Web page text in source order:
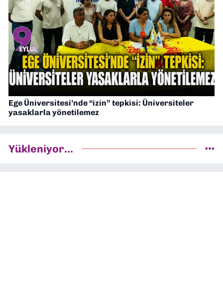
Ege Üniversitesi’nde “izin” tepkisi: Üniversiteler
yasaklarla yönetilemez
Yükleniyor...